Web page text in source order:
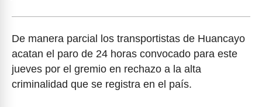
De manera parcial los transportistas de Huancayo
acatan el paro de 24 horas convocado para este
jueves por el gremio en rechazo a la alta
criminalidad que se registra en el país.